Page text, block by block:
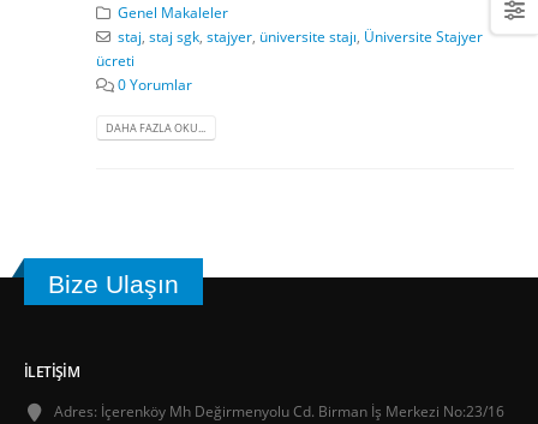
Genel Makaleler
staj staj sgk, stajyer, üniversite stajı Üniversite Stajyer
ücreti
0 Yorumlar
DAHA FAZLA OKU...
Bize Ulaşın
İLETIŞIM
Adres: İçerenköy Mh Değirmenyolu Cd. Birman İş Merkezi No:23/16